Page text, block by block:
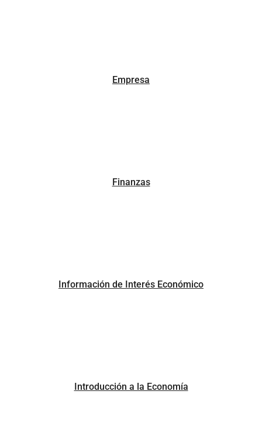
Empresa
Finanzas
Información de Interés Económico
Introducción a la Economía